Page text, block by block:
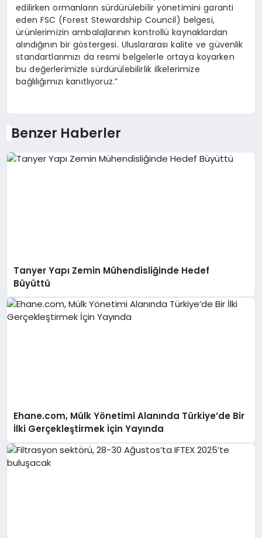
edilirken ormanların sürdürülebilir yönetimini garanti
eden FSC (Forest Stewardship Council) belgesi,
ürünlerimizin ambalajlarının kontrollü kaynaklardan
alındığının bir göstergesi. Uluslararası kalite ve güvenlik
standartlarımızı da resmi belgelerle ortaya koyarken
bu değerlerimizle sürdürülebilirlik ilkelerimize
bağlılığımızı kanıtlıyoruz.”
Benzer Haberler
Tanyer Yapı Zemin Mühendisliğinde Hedef
Büyüttü
Ehane.com, Mülk Yönetimi Alanında Türkiye’de Bir
İlki Gerçekleştirmek İçin Yayında